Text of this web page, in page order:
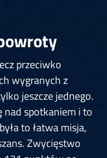
przeciwko
wygranych z
jeszcze jednego.
nad spotkaniem i to
to łatwa misja,
Zwycięstwo